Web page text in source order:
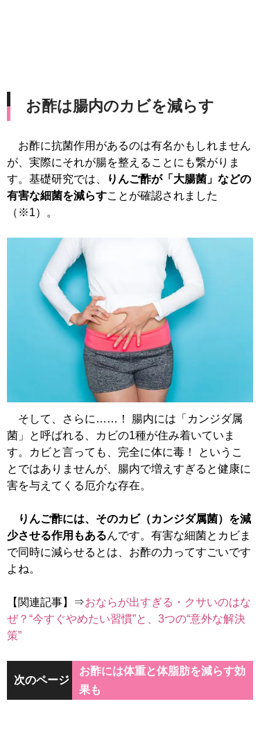
お酢は腸内のカビを減らす
お酢に抗菌作用があるのは有名かもしれません
が、実際にそれが腸を整えることにも繋がりま
す。基礎研究では、
りんご酢が「大腸菌」などの
有害な細菌を減らすことが確認されました
（※1）。
そして、さらに……！ 腸内には「カンジダ属
菌」と呼ばれる、カビの1種が住み着いていま
す。カビと言っても、完全に体に毒！ というこ
とではありませんが、腸内で増えすぎると健康に
害を与えてくる厄介な存在。
りんご酢には、そのカビ（カンジダ属菌）を減
少させる作用もあるんです。有害な細菌とカビま
で同時に減らせるとは、お酢の力ってすごいです
よね。
【関連記事】⇒おならが出すぎる・クサいのはな
ぜ？“今すぐやめたい習慣”と、3つの“意外な解決
策”
次のページ
お酢には体重と体脂肪を減らす効
果も